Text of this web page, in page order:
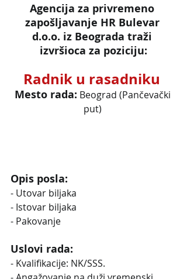
Agencija za privremeno
zapošljavanje HR Bulevar
d.o.o. iz Beograda traži
izvršioca za poziciju:
Radnik u rasadniku
Mesto rada: Beograd (Pančevački
put)
Opis posla:
- Utovar biljaka
- Istovar biljaka
- Pakovanje
Uslovi rada:
- Kvalifikacije: NK/SSS.